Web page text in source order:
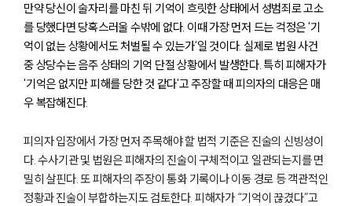
만약 당신이 술자리를 마친 뒤 기억이 흐릿한 상태에서 성범죄로 고소
를 당했다면 당혹스러울 수밖에 없다. 이때 가장 먼저 드는 걱정은 '기
억이 없는 상황에서도 처벌될 수 있는가'일 것이다. 실제로 법원 사건
중 상당수는 음주 상태의 기억 단절 상황에서 발생한다. 특히 피해자가
'기억은 없지만 피해를 당한 것 같다'고 주장할 때 피의자의 대응은 매
우 복잡해진다.
피의자 입장에서 가장 먼저 주목해야 할 법적 기준은 진술의 신빙성이
다. 수사기관 및 법원은 피해자의 진술이 구체적이고 일관되는지를 면
밀히 살핀다. 또 피해자의 주장이 통화 기록이나 이동 경로 등 객관적인
정황과 진술이 부합하는지도 검토한다. 피해자가 “기억이 끊겼다”고